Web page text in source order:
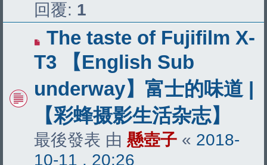
回覆: 1
The taste of Fujifilm X-
T3 【English Sub
underway】富士的味道 |
【彩蜂摄影生活杂志】
最後發表 由 懸壺子 « 2018-
10-11 , 20:26